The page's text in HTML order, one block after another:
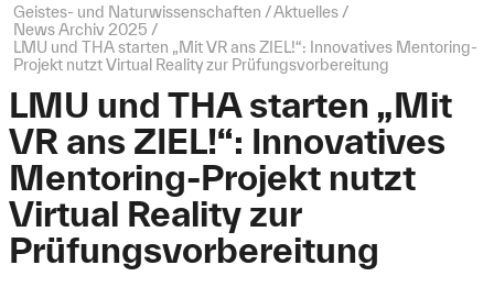
des
Menüs
Seitenpfad:
Geistes- und Naturwissenschaften
Aktuelles
News Archiv 2025
LMU und THA starten „Mit VR ans ZIEL!“: Innovatives Mentoring-
Projekt nutzt Virtual Reality zur Prüfungsvorbereitung
LMU und THA starten „Mit
VR ans ZIEL!“: Innovatives
Mentoring-Projekt nutzt
Virtual Reality zur
Prüfungsvorbereitung